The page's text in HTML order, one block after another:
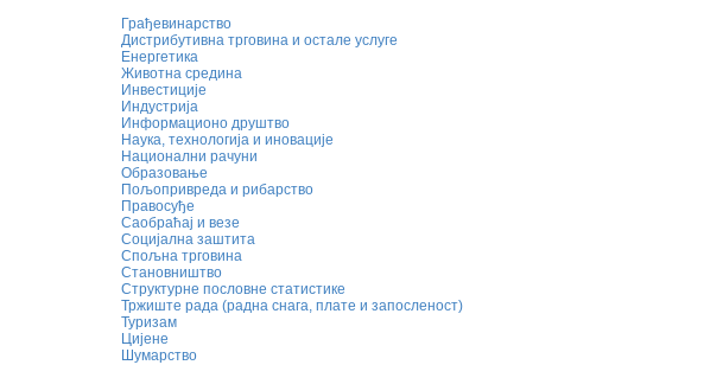
Грађевинарство
Дистрибутивна трговина и остале услуге
Енергетика
Животна средина
Инвестиције
Индустрија
Информационо друштво
Наука, технологија и иновације
Национални рачуни
Образовање
Пољопривреда и рибарство
Правосуђе
Саобраћај и везе
Социјална заштита
Спољна трговина
Становништво
Структурне пословне статистике
Тржиште рада (радна снага, плате и запосленост)
Туризам
Цијене
Шумарство